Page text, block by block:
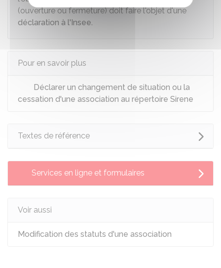
(ouverture ou fermeture) doit faire l'objet d'une
déclaration à l'Insee.
Pour en savoir plus
Déclarer un changement de situation ou la
cessation d'une association au répertoire Sirene
Textes de référence
Services en ligne et formulaires
Voir aussi
Modification des statuts d'une association